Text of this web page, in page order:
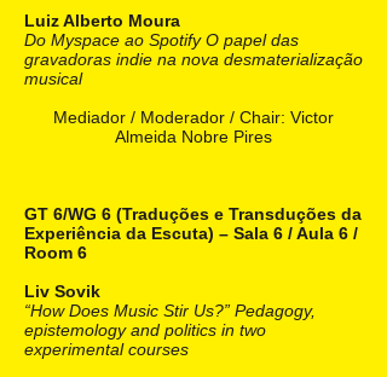
Luiz Alberto Moura
Do Myspace ao Spotify O papel das
gravadoras indie na nova desmaterialização
musical
Mediador / Moderador / Chair: Victor
Almeida Nobre Pires
GT 6/WG 6 (Traduções e Transduções da
Experiência da Escuta) – Sala 6 / Aula 6 /
Room 6
Liv Sovik
“How Does Music Stir Us?” Pedagogy,
epistemology and politics in two
experimental courses